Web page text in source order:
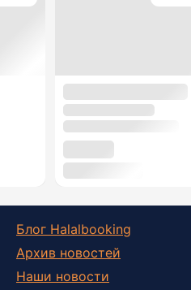
Блог Halalbooking
Архив новостей
Наши новости